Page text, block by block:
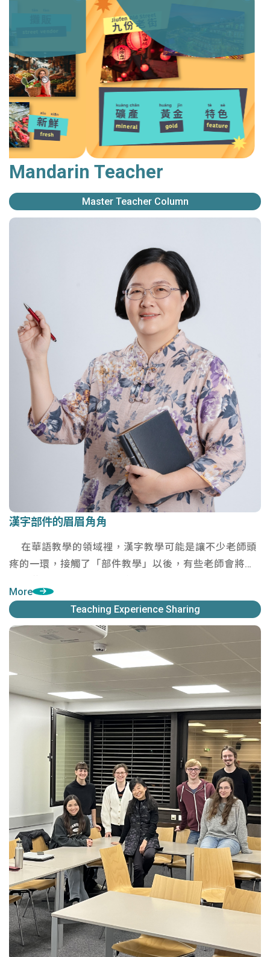
Mandarin Teacher
Master Teacher Column
漢字部件的眉眉角角
漢字部件的眉眉角角
在華語教學的領域裡，漢字教學可能是讓不少老師頭
疼的一環，接觸了「部件教學」以後，有些老師會將它
More
Teaching Experience Sharing